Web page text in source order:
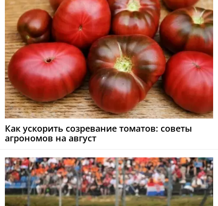
Как ускорить созревание томатов: советы
агрономов на август